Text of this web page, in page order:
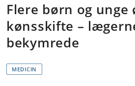
Flere børn og unge
kønsskifte –
bekymrede
MEDICIN